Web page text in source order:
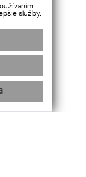
služby.